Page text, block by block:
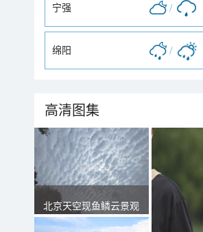
宁强 /
绵阳 /
高清图集
北京天空现鱼鳞云景观